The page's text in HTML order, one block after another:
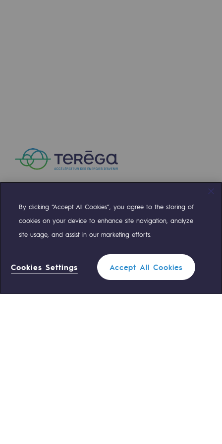
Filtrer 1
Compte TwitterCompte Facebook
Compte LinkedinCompte Youtube
Standard Teréga 0 559 133 400
By clicking “Accept All Cookies”, you agree to the storing of
cookies on your device to enhance site navigation, analyze
site usage, and assist in our marketing efforts.
Cookies Settings Accept All Cookies